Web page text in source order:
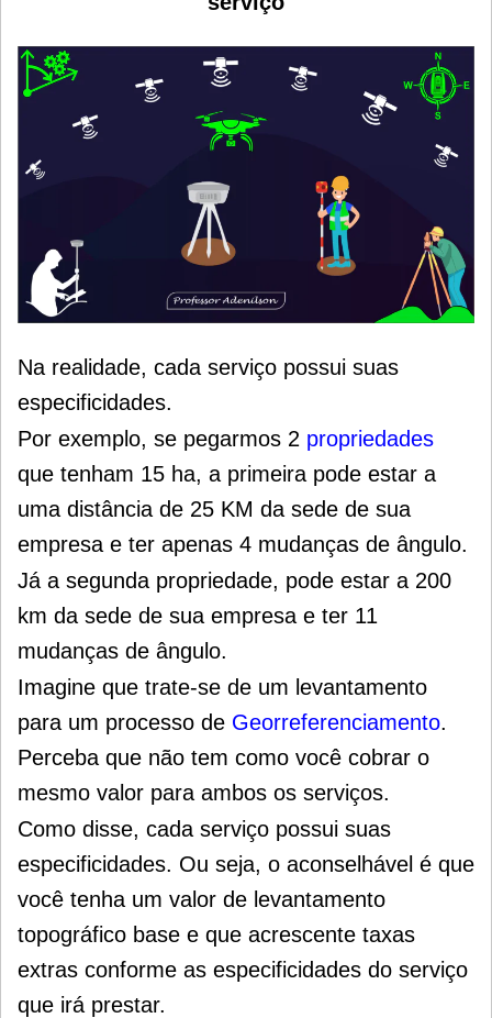
Na realidade, cada serviço possui suas
especificidades.
Por exemplo, se pegarmos 2 propriedades
que tenham 15 ha, a primeira pode estar a
uma distância de 25 KM da sede de sua
empresa e ter apenas 4 mudanças de ângulo.
Já a segunda propriedade, pode estar a 200
km da sede de sua empresa e ter 11
mudanças de ângulo.
Imagine que trate-se de um levantamento
para um processo de Georreferenciamento.
Perceba que não tem como você cobrar o
mesmo valor para ambos os serviços.
Como disse, cada serviço possui suas
especificidades. Ou seja, o aconselhável é que
você tenha um valor de levantamento
topográfico base e que acrescente taxas
extras conforme as especificidades do serviço
que irá prestar.